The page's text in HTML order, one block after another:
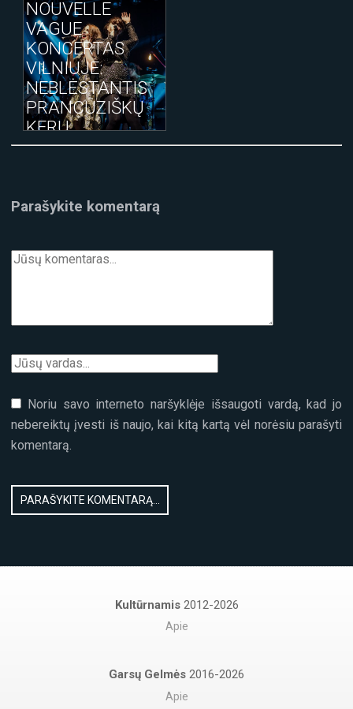
NOUVELLE
VAGUE
KONCERTAS
VILNIUJE:
NEBLĖSTANTIS
PRANCŪZIŠKŲ
KERŲ
DVELKSMAS
Parašykite komentarą
Noriu savo interneto naršyklėje išsaugoti vardą, kad jo
nebereiktų įvesti iš naujo, kai kitą kartą vėl norėsiu parašyti
komentarą.
Kultūrnamis 2012-2026
Apie
Garsų Gelmės 2016-2026
Apie